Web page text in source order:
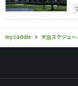
my caddie 大会スケジュー